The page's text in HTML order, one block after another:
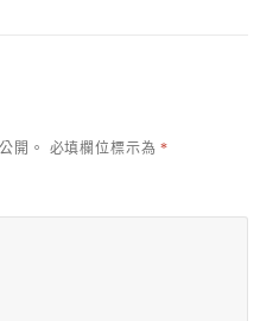
開。 必填欄位標示為*